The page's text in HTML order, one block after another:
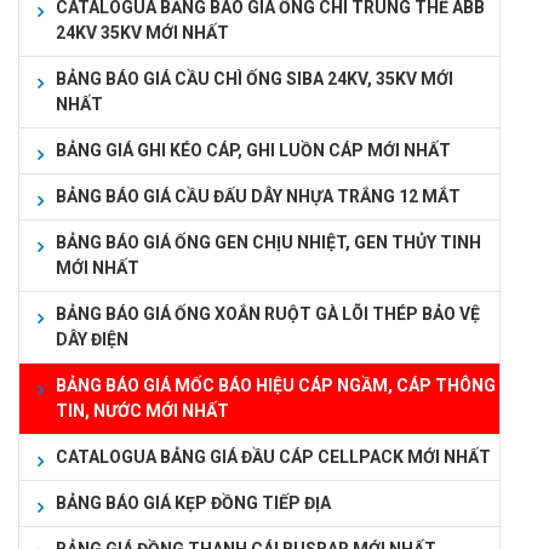
CATALOGUA BẢNG BÁO GIÁ ỐNG CHÌ TRUNG THẾ ABB
24KV 35KV MỚI NHẤT
BẢNG BÁO GIÁ CẦU CHÌ ỐNG SIBA 24KV, 35KV MỚI
NHẤT
BẢNG GIÁ GHI KÉO CÁP, GHI LUỒN CÁP MỚI NHẤT
BẢNG BÁO GIÁ CẦU ĐẤU DÂY NHỰA TRẮNG 12 MẮT
BẢNG BÁO GIÁ ỐNG GEN CHỊU NHIỆT, GEN THỦY TINH
MỚI NHẤT
BẢNG BÁO GIÁ ỐNG XOẮN RUỘT GÀ LÕI THÉP BẢO VỆ
DÂY ĐIỆN
BẢNG BÁO GIÁ MỐC BÁO HIỆU CÁP NGẦM, CÁP THÔNG
TIN, NƯỚC MỚI NHẤT
CATALOGUA BẢNG GIÁ ĐẦU CÁP CELLPACK MỚI NHẤT
BẢNG BÁO GIÁ KẸP ĐỒNG TIẾP ĐỊA